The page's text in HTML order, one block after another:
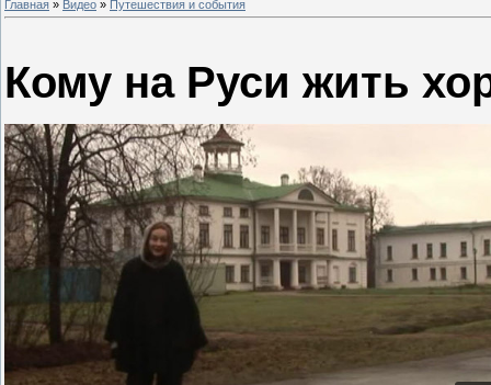
Главная » Видео » Путешествия и события
Кому на Руси жить